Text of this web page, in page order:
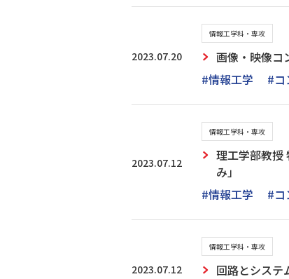
2023.07.20
情報工学科・専攻
画像・映像コ
#情報工学
#コ
2023.07.12
情報工学科・専攻
理工学部教授
み」
#情報工学
#コ
2023.07.12
情報工学科・専攻
回路とシステ